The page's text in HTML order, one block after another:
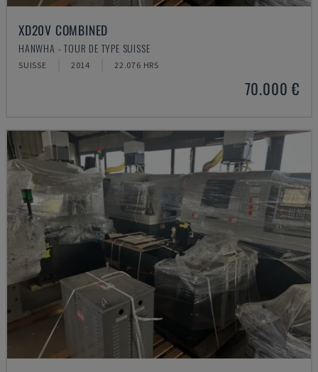
XD20V COMBINED
HANWHA - TOUR DE TYPE SUISSE
SUISSE 2014 22.076 HRS
70.000 €